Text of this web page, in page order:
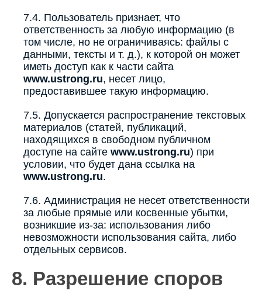
7.4. Пользователь признает, что
ответственность за любую информацию (в
том числе, но не ограничиваясь: файлы с
данными, тексты и т. д.), к которой он может
иметь доступ как к части сайта
www.ustrong.ru, несет лицо,
предоставившее такую информацию.
7.5. Допускается распространение текстовых
материалов (статей, публикаций,
находящихся в свободном публичном
доступе на сайте www.ustrong.ru) при
условии, что будет дана ссылка на
www.ustrong.ru.
7.6. Администрация не несет ответственности
за любые прямые или косвенные убытки,
возникшие из-за: использования либо
невозможности использования сайта, либо
отдельных сервисов.
8. Разрешение споров